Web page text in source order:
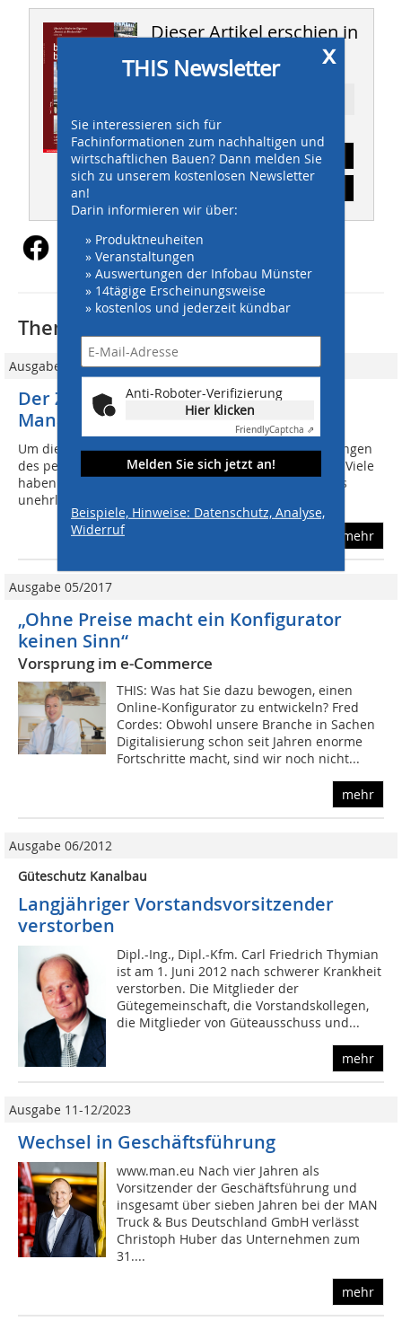
Dieser Artikel erschien in
THIS 04/2011
Abonnement
x
THIS Newsletter
Sie interessieren sich für
Fachinformationen zum nachhaltigen und
wirtschaftlichen Bauen? Dann melden Sie
sich zu unserem kostenlosen Newsletter
an!
Darin informieren wir über:
» Produktneuheiten
» Veranstaltungen
» Auswertungen der Infobau Münster
» 14tägige Erscheinungsweise
» kostenlos und jederzeit kündbar
Anti-Roboter-Verifizierung
Hier klicken
FriendlyCaptcha ⇗
Melden Sie sich jetzt an!
Beispiele, Hinweise: Datenschutz, Analyse,
Widerruf
Thematisch passende Artikel:
Ausgabe 12/2009
Der Zeitgeist ist ein miserabler
Managementberater
Um die Arbeitszufriedenheit ist es unter den Bedingungen
des permanenten Wandels nicht zum Besten bestellt. Viele
haben die ständigen Umstrukturierungen mit ihrer als
unehrlich eingestuften...
mehr
Ausgabe 05/2017
„Ohne Preise macht ein Konfigurator
keinen Sinn“
Vorsprung im e-Commerce
THIS: Was hat Sie dazu bewogen, einen
Online-Konfigurator zu entwickeln? Fred
Cordes: Obwohl unsere Branche in Sachen
Digitalisierung schon seit Jahren enorme
Fortschritte macht, sind wir noch nicht...
mehr
Ausgabe 06/2012
Güteschutz Kanalbau
Langjähriger Vorstandsvorsitzender
verstorben
Dipl.-Ing., Dipl.-Kfm. Carl Friedrich Thymian
ist am 1. Juni 2012 nach schwerer Krankheit
verstorben. Die Mitglieder der
Gütegemeinschaft, die Vorstandskollegen,
die Mitglieder von Güteausschuss und...
mehr
Ausgabe 11-12/2023
Wechsel in Geschäftsführung
www.man.eu Nach vier Jahren als
Vorsitzender der Geschäftsführung und
insgesamt über sieben Jahren bei der MAN
Truck & Bus Deutschland GmbH verlässt
Christoph Huber das Unternehmen zum
31....
mehr